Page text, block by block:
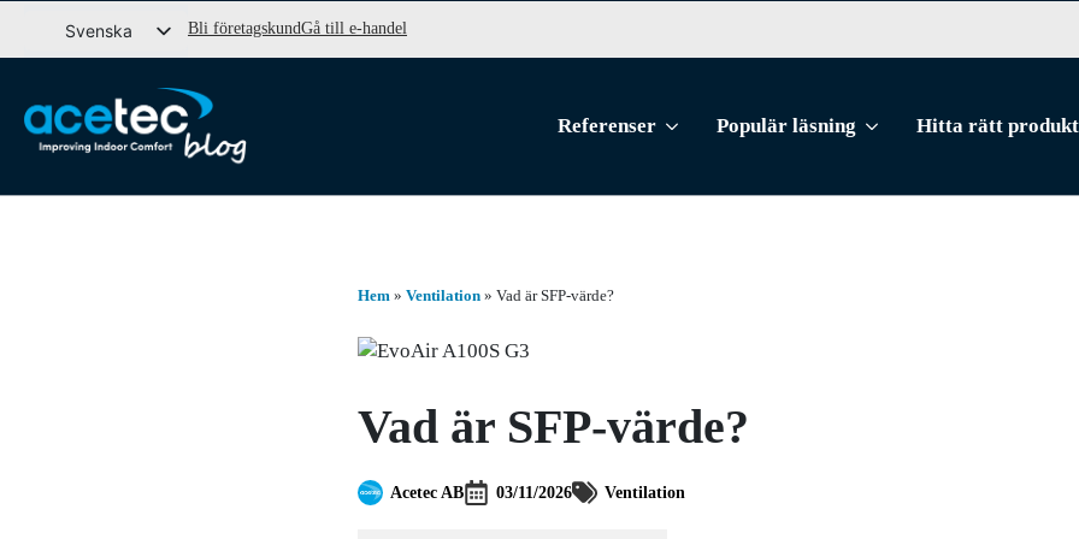
till
Svenska
Dansk
Norsk bokmål
Bli företagskundGå till e-handel
Referenser
Populär läsning Hitta rätt produkt
Hem » Ventilation » Vad är SFP-värde?
Vad är SFP-värde?
Acetec AB 03/11/2026 Ventilation